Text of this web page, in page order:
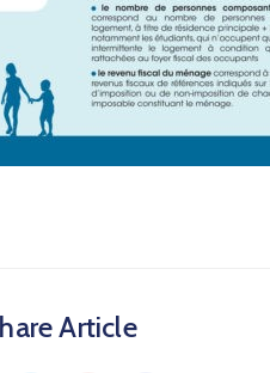
Article